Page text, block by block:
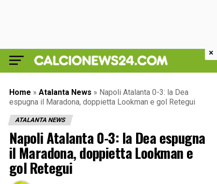
Home » Atalanta News » Napoli Atalanta 0-3: la Dea
espugna il Maradona, doppietta Lookman e gol Retegui
ATALANTA NEWS
Napoli Atalanta 0-3: la Dea espugna
il Maradona, doppietta Lookman e
gol Retegui
×